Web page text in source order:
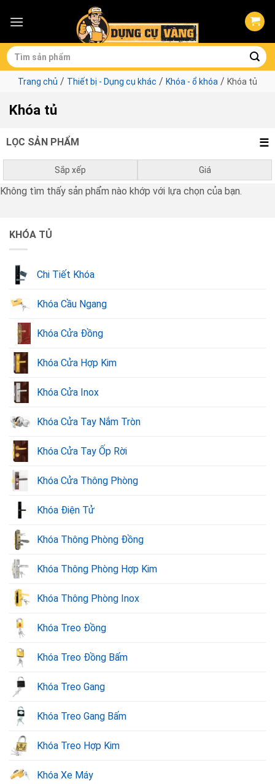
Tìm
kiếm:
Trang chủ / Thiết bị - Dụng cụ khác / Khóa - ổ khóa / Khóa tủ
Khóa tủ
LỌC SẢN PHẨM
Sắp xếp
Mặc định
Giá cao đến thấp
Giá
0₫-1.000.000₫
3.000.000
Không tìm thấy sản phẩm nào khớp với lựa chọn của bạn.
KHÓA TỦ
Chi Tiết Khóa
Khóa Cầu Ngang
Khóa Cửa Đồng
Khóa Cửa Hợp Kim
Khóa Cửa Inox
Khóa Cửa Tay Nắm Tròn
Khóa Cửa Tay Ốp Rời
Khóa Cửa Thông Phòng
Khóa Điện Tử
Khóa Thông Phòng Đồng
Khóa Thông Phòng Hợp Kim
Khóa Thông Phòng Inox
Khóa Treo Đồng
Khóa Treo Đồng Bấm
Khóa Treo Gang
Khóa Treo Gang Bấm
Khóa Treo Hợp Kim
Khóa Xe Máy